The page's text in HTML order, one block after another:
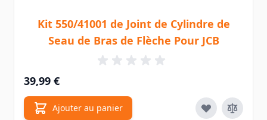
Kit 550/41001 de Joint de Cylindre de
Seau de Bras de Flèche Pour JCB
39,99 €
Ajouter au panier